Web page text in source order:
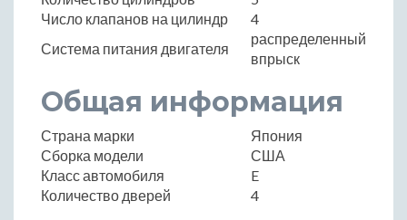
Число клапанов на цилиндр
4
Система питания двигателя
распределенный
впрыск
Общая информация
Страна марки
Япония
Сборка модели
США
Класс автомобиля
E
Количество дверей
4